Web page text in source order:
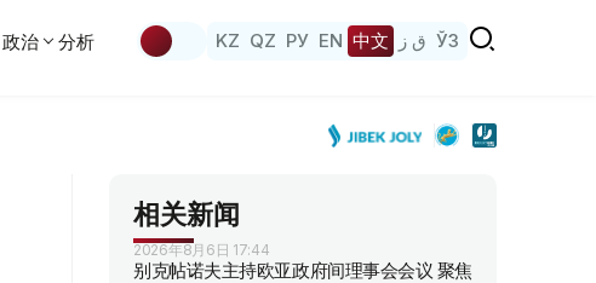
政治 分析 KZ QZ РУ EN 中文 ق ز ЎЗ
相关新闻
2026年8月6日 17:44
别克帖诺夫主持欧亚政府间理事会会议 聚焦